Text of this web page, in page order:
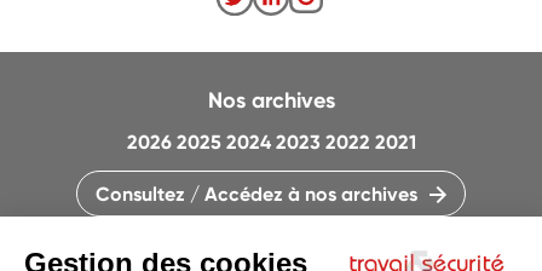
Nos archives
2026 2025 2024 2023 2022 2021
Consultez / Accédez à nos archives